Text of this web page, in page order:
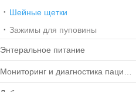
Шейные щетки
Зажимы для пуповины
Энтеральное питание